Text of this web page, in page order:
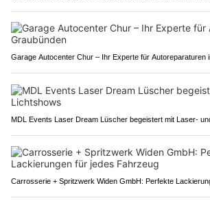
Garage Autocenter Chur – Ihr Experte für Autoreparaturen
MDL Events Laser Dream Lüscher begeistert mit Laser-
Carrosserie + Spritzwerk Widen GmbH: Perfekte